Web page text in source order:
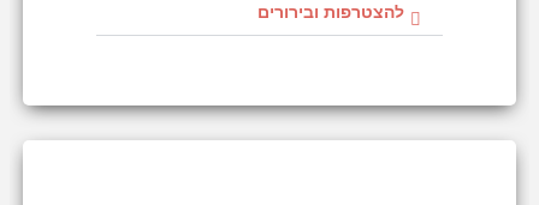
להצטרפות ובירורים